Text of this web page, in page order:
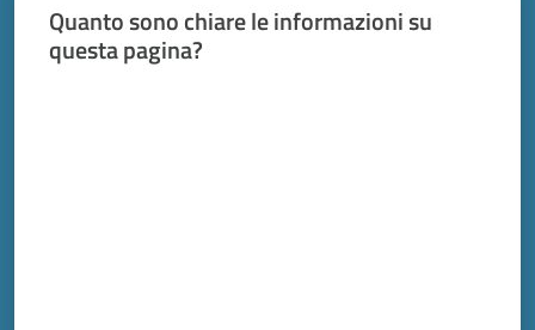
Quanto sono chiare le informazioni su
questa pagina?